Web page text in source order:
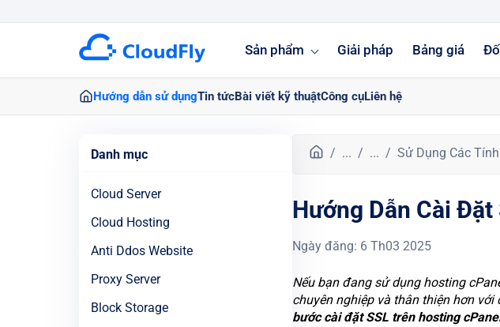
Sản phẩm Giải pháp Bảng giá
Hướng dẫn sử dụngTin tứcBài viết kỹ thuậtCông cụLiên hệ
Danh mục
Cloud Server
Cloud Hosting
Anti Ddos Website
Proxy Server
Block Storage
T
n
g
c
... ... Sử Dụng Các
Hướng Dẫn Cài Đặt
Ngày đăng: 6 Th03 2025
Nếu bạn đang sử dụng hosting
chuyên nghiệp và thân thiện hơn
bước cài đặt SSL trên hosting